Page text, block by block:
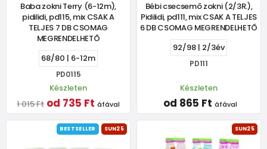
Baba zokni Terry (6-12m),
pidilidi, pd115, mix CSAK A
TELJES 7 DB CSOMAG
MEGRENDELHETŐ
68/80 | 6-12m
PD0115
Készleten
1 015 Ft od 735 Ft áfával
Bébi csecsemő zokni (2/3R.),
Pidilidi, pd111, mix CSAK A TELJES
6 DB CSOMAG MEGRENDELHETŐ
92/98 | 2/3év
PD111
Készleten
od 865 Ft áfával
BESTSELLER SUN25 SUN25